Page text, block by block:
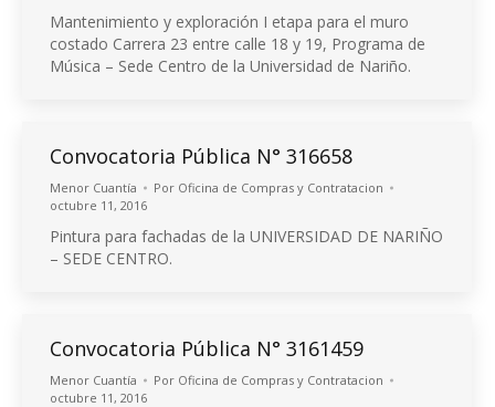
Mantenimiento y exploración I etapa para el muro
costado Carrera 23 entre calle 18 y 19, Programa de
Música – Sede Centro de la Universidad de Nariño.
Convocatoria Pública N° 316658
Menor Cuantía Por Oficina de Compras y Contratacion
octubre 11, 2016
Pintura para fachadas de la UNIVERSIDAD DE NARIÑO
– SEDE CENTRO.
Convocatoria Pública N° 3161459
Menor Cuantía Por Oficina de Compras y Contratacion
octubre 11, 2016